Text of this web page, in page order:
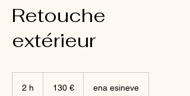
Retouche
extérieur
2 h 130 € ena esineve